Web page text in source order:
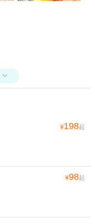

¥198起
¥98起